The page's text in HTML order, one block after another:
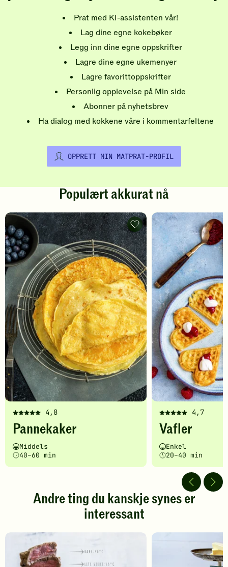
Prat med KI-assistenten vår!
Lag dine egne kokebøker
Legg inn dine egne oppskrifter
Lagre dine egne ukemenyer
Lagre favorittoppskrifter
Personlig opplevelse på Min side
Abonner på nyhetsbrev
Ha dialog med kokkene våre i kommentarfeltene
OPPRETT MIN MATPRAT-PROFIL
Populært akkurat nå
4,8
Denne
oppskriften
fått
5
av
stjerner.
gi
vurdering.
Pannekaker
Vanskelighetsgrad
Middels
Tilberedningstid
40–60 min
Pannekaker
-
legg
til
favoritter
4,7
Denne
oppskriften
fått
5
av
stjerner.
Klikk
gi
vurdering.
Vafler
Vanskelighetsgrad
Enkel
Tilberedningstid
20–40 min
Andre ting du kanskje synes er
interessant